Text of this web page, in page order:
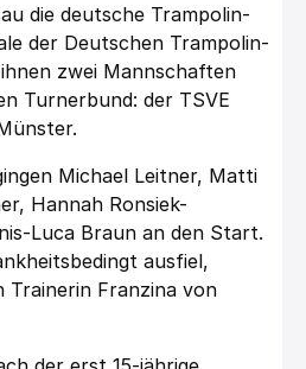
die deutsche Trampolin-
der Deutschen Trampolin-
zwei Mannschaften
Turnerbund: der TSVE
Michael Leitner, Matti
Hannah Ronsiek-
Luca Braun an den Start.
ausfiel,
Franzina von